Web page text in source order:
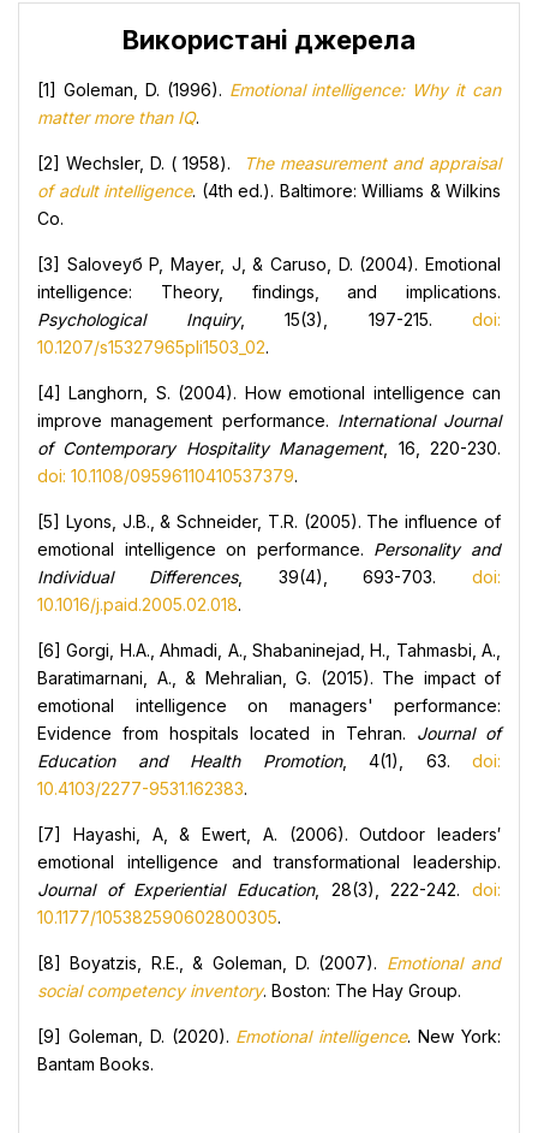
Використані джерела
[1] Goleman, D. (1996). Emotional intelligence: Why it can
matter more than IQ.
[2] Wechsler, D. ( 1958).
The measurement and appraisal
of adult intelligence. (4th ed.). Baltimore: Williams & Wilkins
Co.
[3] Saloveyб P, Mayer, J, & Caruso, D. (2004). Emotional
intelligence: Theory, findings, and implications.
Psychological Inquiry, 15(3), 197-215. doi:
10.1207/s15327965pli1503_02.
[4] Langhorn, S. (2004). How emotional intelligence can
improve management performance. International Journal
of Contemporary Hospitality Management, 16, 220-230.
doi: 10.1108/09596110410537379.
[5] Lyons, J.B., & Schneider, T.R. (2005). The influence of
emotional intelligence on performance. Personality and
Individual Differences, 39(4), 693-703. doi:
10.1016/j.paid.2005.02.018.
[6] Gorgi, H.A., Ahmadi, A., Shabaninejad, H., Tahmasbi, A.,
Baratimarnani, A., & Mehralian, G. (2015). The impact of
emotional intelligence on managers' performance:
Evidence from hospitals located in Tehran. Journal of
Education and Health Promotion, 4(1), 63. doi:
10.4103/2277-9531.162383.
[7] Hayashi, A, & Ewert, A. (2006). Outdoor leaders′
emotional intelligence and transformational leadership.
Journal of Experiential Education, 28(3), 222-242. doi:
10.1177/105382590602800305.
[8] Boyatzis, R.E., & Goleman, D. (2007). Emotional and
social competency inventory. Boston: The Hay Group.
[9] Goleman, D. (2020). Emotional intelligence. New York:
Bantam Books.